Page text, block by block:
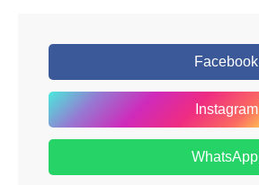
Facebook
Instagram
WhatsApp